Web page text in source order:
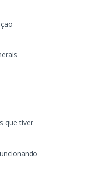
que tiver